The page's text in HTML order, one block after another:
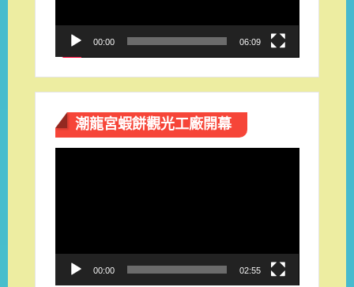
00:00 06:09
潮龍宮蝦餅觀光工廠開幕
00:00 02:55